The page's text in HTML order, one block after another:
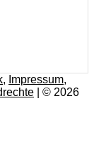
, Impressum,
| © 2026